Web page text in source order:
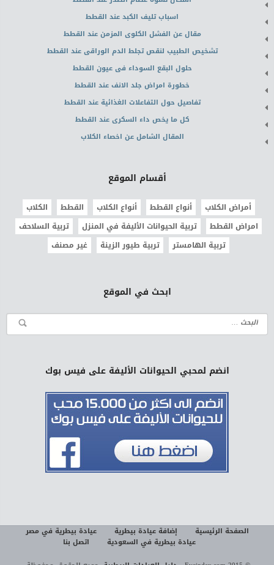
اسباب تليف الكبد عند القطط
مقال عن الفشل الكلوى المزمن عند القطط
تشخيص الطبيب لنقص تجلط الدم الوراقى عند القطط
حلول البقع السوداء فى عيون القطط
خطورة امراض جلد الانف عند القطط
تفاصيل حول التفاعلات الغذائية عند القطط
كل ما يخص داء السكرى عند القطط
المقال الشامل عن اخصاء الكلاب
أقسام الموقع
أمراض الكلاب أنواع القطط أنواع الكلاب القطط
الكلاب
امراض القطط
تربية الحيوانات الأليفة في المنزل
تربية السلاحف
تربية الهامستر
تربية طيور الزينة غير مصنف
ابحث في الموقع
انضم لمحبي الحيوانات الأليفة على فيس بوك
الصفحة الرئيسية إضافة عيادة بيطرية
عيادة بيطرية في مصر
عيادة بيطرية في السعودية
اتصل بنا